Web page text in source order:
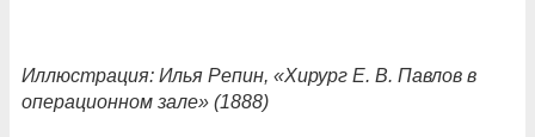
Иллюстрация: Илья Репин, «Хирург Е. В. Павлов в
операционном зале» (1888)